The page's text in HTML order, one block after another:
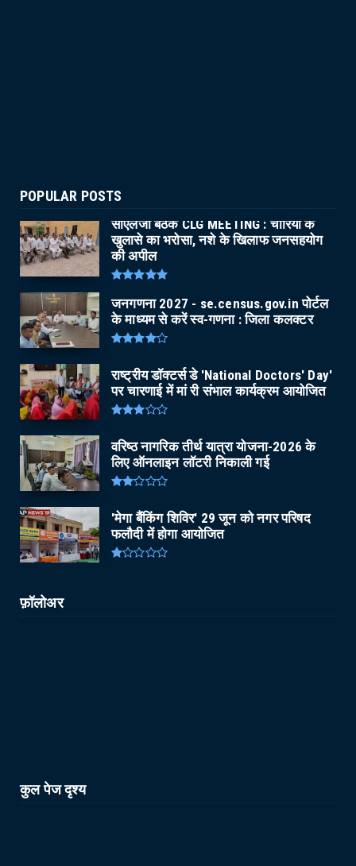
POPULAR POSTS
सीएलजी बैठक CLG MEETING : चोरियों के
खुलासे का भरोसा, नशे के खिलाफ जनसहयोग
की अपील
जनगणना 2027 - se.census.gov.in पोर्टल
के माध्यम से करें स्व-गणना : जिला कलक्टर
राष्ट्रीय डॉक्टर्स डे 'National Doctors' Day'
पर चारणाई में मां री संभाल कार्यक्रम आयोजित
वरिष्ठ नागरिक तीर्थ यात्रा योजना-2026 के
लिए ऑनलाइन लॉटरी निकाली गई
'मेगा बैंकिंग शिविर' 29 जून को नगर परिषद
फलौदी में होगा आयोजित
फ़ॉलोअर
कुल पेज दृश्य